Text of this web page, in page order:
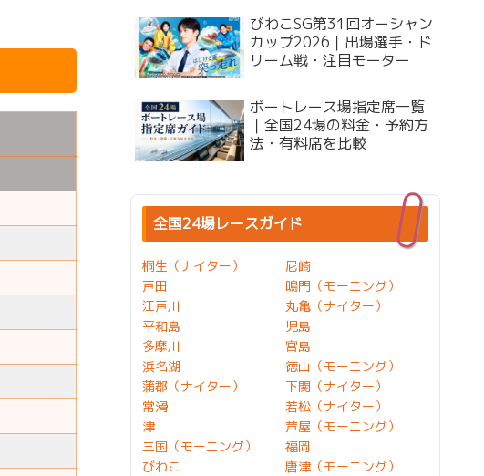
びわこSG第31回オーシャン
カップ2026｜出場選手・ド
リーム戦・注目モーター
ボートレース場指定席一覧
｜全国24場の料金・予約方
法・有料席を比較
全国24場レースガイド
桐生（ナイター）
戸田
江戸川
平和島
多摩川
浜名湖
蒲郡（ナイター）
常滑
津
三国（モーニング）
びわこ
尼崎
鳴門（モーニング）
丸亀（ナイター）
児島
宮島
徳山（モーニング）
下関（ナイター）
若松（ナイター）
芦屋（モーニング）
福岡
唐津（モーニング）